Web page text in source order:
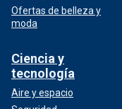
Ofertas de belleza y
moda
Ciencia y
tecnología
Aire y espacio